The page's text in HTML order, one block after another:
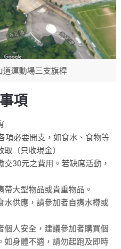
道運動場三支旗桿
項
項必要開支，如食水、食物等
（只收現金）
30元之費用。若缺席活動，
大型物品或貴重物品。
水供應，請參加者自擕水樽或
個人安全，建議參加者購買個
如身體不適，請勿起跑及即時